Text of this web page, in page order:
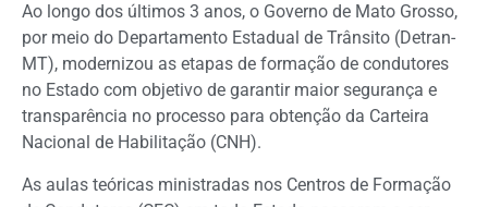
Ao longo dos últimos 3 anos, o Governo de Mato Grosso,
por meio do Departamento Estadual de Trânsito (Detran-
MT), modernizou as etapas de formação de condutores
no Estado com objetivo de garantir maior segurança e
transparência no processo para obtenção da Carteira
Nacional de Habilitação (CNH).
As aulas teóricas ministradas nos Centros de Formação